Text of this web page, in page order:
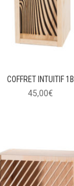
COFFRET INTUITIF 1B
45,00€